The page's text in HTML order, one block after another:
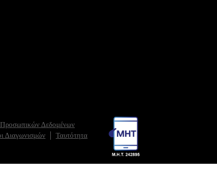
Δεδομένων
Διαγωνισμών Ταυτότητα